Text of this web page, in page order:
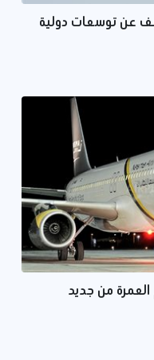
عن توسعات دولية
من جديد